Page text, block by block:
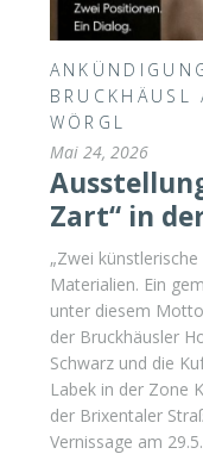
BRUCKHÄUSL
WÖRGL
Mai 24, 2026
Zart“ in
„Zwei
Materialien. Ein
unter diesem
der Bruckhäusler
Schwarz und die
Labek in der Zone
der Brixentaler
Vernissage am